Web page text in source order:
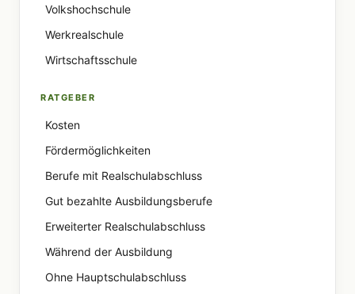
Volkshochschule
Werkrealschule
Wirtschaftsschule
RATGEBER
Kosten
Fördermöglichkeiten
Berufe mit Realschulabschluss
Gut bezahlte Ausbildungsberufe
Erweiterter Realschulabschluss
Während der Ausbildung
Ohne Hauptschulabschluss